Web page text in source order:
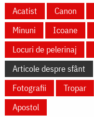
Acatist Canon
Minuni
Icoane
Locuri de pelerinaj
Articole despre sfânt
Fotografii
Tropar
Apostol